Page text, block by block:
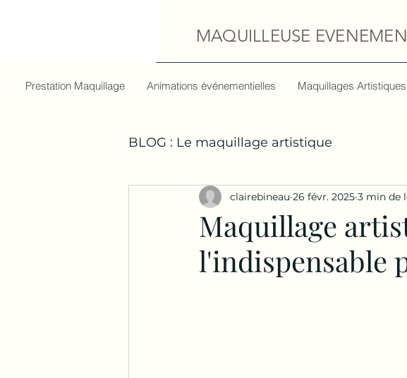
MAQUILLEUSE
Prestation Maquillage Animations événementielles Maquillages Artistiques
BLOG : Le maquillage artistique
Maquillage
l'indispensable
clairebineau 26 févr. 2025 3 min de